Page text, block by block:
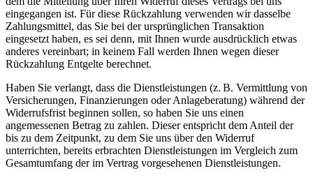
eingegangen ist. Für diese Rückzahlung verwenden wir dasselbe
Zahlungsmittel, das Sie bei der ursprünglichen Transaktion
eingesetzt haben, es sei denn, mit Ihnen wurde ausdrücklich etwas
anderes vereinbart; in keinem Fall werden Ihnen wegen dieser
Rückzahlung Entgelte berechnet.
Haben Sie verlangt, dass die Dienstleistungen (z. B. Vermittlung von
Versicherungen, Finanzierungen oder Anlageberatung) während der
Widerrufsfrist beginnen sollen, so haben Sie uns einen
angemessenen Betrag zu zahlen. Dieser entspricht dem Anteil der
bis zu dem Zeitpunkt, zu dem Sie uns über den Widerruf
unterrichten, bereits erbrachten Dienstleistungen im Vergleich zum
Gesamtumfang der im Vertrag vorgesehenen Dienstleistungen.